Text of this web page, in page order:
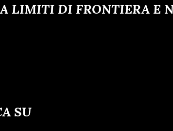
LIMITI DI FRONTIERA E
SU